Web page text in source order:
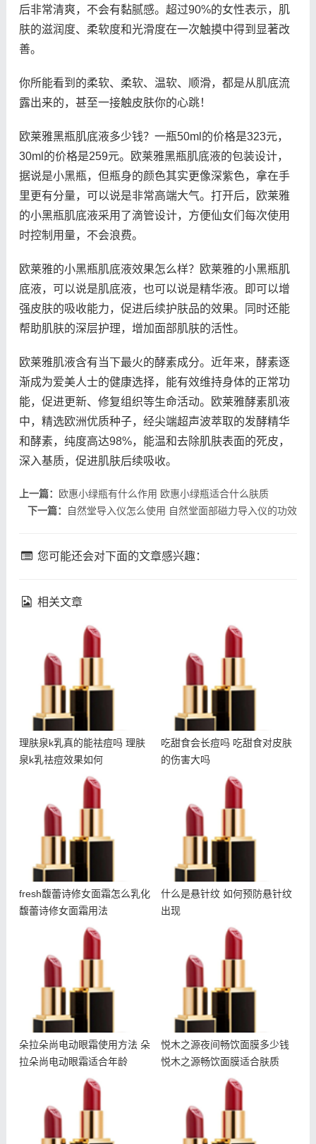
后非常清爽，不会有黏腻感。超过90%的女性表示，肌
肤的滋润度、柔软度和光滑度在一次触摸中得到显著改
善。
你所能看到的柔软、柔软、温软、顺滑，都是从肌底流
露出来的，甚至一接触皮肤你的心跳！
欧莱雅黑瓶肌底液多少钱？一瓶50ml的价格是323元，
30ml的价格是259元。欧莱雅黑瓶肌底液的包装设计，
据说是小黑瓶，但瓶身的颜色其实更像深紫色，拿在手
里更有分量，可以说是非常高端大气。打开后，欧莱雅
的小黑瓶肌底液采用了滴管设计，方便仙女们每次使用
时控制用量，不会浪费。
欧莱雅的小黑瓶肌底液效果怎么样？欧莱雅的小黑瓶肌
底液，可以说是肌底液，也可以说是精华液。即可以增
强皮肤的吸收能力，促进后续护肤品的效果。同时还能
帮助肌肤的深层护理，增加面部肌肤的活性。
欧莱雅肌液含有当下最火的酵素成分。近年来，酵素逐
渐成为爱美人士的健康选择，能有效维持身体的正常功
能，促进更新、修复组织等生命活动。欧莱雅酵素肌液
中，精选欧洲优质种子，经尖端超声波萃取的发酵精华
和酵素，纯度高达98%，能温和去除肌肤表面的死皮，
深入基质，促进肌肤后续吸收。
上一篇：
欧惠小绿瓶有什么作用 欧惠小绿瓶适合什么肤质
下一篇：
自然堂导入仪怎么使用 自然堂面部磁力导入仪的功效
您可能还会对下面的文章感兴趣：
相关文章
理肤泉k乳真的能祛痘吗 理
理肤泉k乳真的能祛痘吗 理肤
泉k乳祛痘效果如何
吃甜食会长痘吗 吃甜食对
吃甜食会长痘吗 吃甜食对皮肤
的伤害大吗
fresh馥蕾诗修女面霜怎么
fresh馥蕾诗修女面霜怎么乳化
馥蕾诗修女面霜用法
什么是悬针纹 如何预防悬
什么是悬针纹 如何预防悬针纹
出现
朵拉朵尚电动眼霜使用方法
朵拉朵尚电动眼霜使用方法 朵
拉朵尚电动眼霜适合年龄
悦木之源夜间畅饮面膜多少
悦木之源夜间畅饮面膜多少钱
悦木之源畅饮面膜适合肤质
雅诗兰黛智妍眼霜和小棕瓶
冬天干夏天油怎么护肤 冬